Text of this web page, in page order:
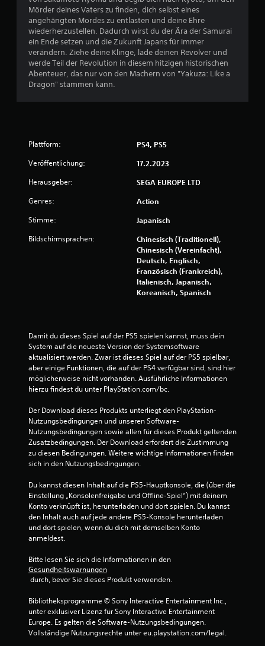
B
e
w
e
4
.
v
o
n
S
e
r
a
Mörder deines Vaters zu finden, dich selbst eines
angehängten Mordes zu entlasten und deine Ehre
wiederherzustellen. Dadurch wirst du der Ära der Samurai
ein Ende setzen und die Zukunft Japans für immer
verändern. Ziehe deine Klinge, lade deinen Revolver und
werde Teil der Revolution in diesem hitzigen historischen
Abenteuer, das nur von den Machern von "Yakuza: Like a
Dragon" stammen kann.
Plattform: PS4, PS5
Veröffentlichung: 17.2.2023
Herausgeber: SEGA EUROPE LTD
Genres: Action
Stimme: Japanisch
Bildschirmsprachen:
Chinesisch (Traditionell),
Chinesisch (Vereinfacht),
Deutsch, Englisch,
Französisch (Frankreich),
Italienisch, Japanisch,
Koreanisch, Spanisch
Damit du dieses Spiel auf der PS5 spielen kannst, muss dein
System auf die neueste Version der Systemsoftware
aktualisiert werden. Zwar ist dieses Spiel auf der PS5 spielbar,
aber einige Funktionen, die auf der PS4 verfügbar sind, sind hier
möglicherweise nicht vorhanden. Ausführliche Informationen
hierzu findest du unter PlayStation.com/bc.
Der Download dieses Produkts unterliegt den PlayStation-
Nutzungsbedingungen und unseren Software-
Nutzungsbedingungen sowie allen für dieses Produkt geltenden
Zusatzbedingungen. Der Download erfordert die Zustimmung
zu diesen Bedingungen. Weitere wichtige Informationen finden
sich in den Nutzungsbedingungen.
Du kannst diesen Inhalt auf die PS5-Hauptkonsole, die (über die
Einstellung „Konsolenfreigabe und Offline-Spiel“) mit deinem
Konto verknüpft ist, herunterladen und dort spielen. Du kannst
den Inhalt auch auf jede andere PS5-Konsole herunterladen
und dort spielen, wenn du dich mit demselben Konto
anmeldest.
Bitte lesen Sie sich die Informationen in den
Gesundheitswarnungen
durch, bevor Sie dieses Produkt verwenden.
Bibliotheksprogramme © Sony Interactive Entertainment Inc.,
unter exklusiver Lizenz für Sony Interactive Entertainment
Europe. Es gelten die Software-Nutzungsbedingungen.
Vollständige Nutzungsrechte unter eu.playstation.com/legal.